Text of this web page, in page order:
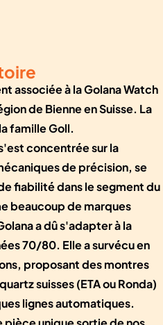
associée à la Golana Watch
de Bienne en Suisse. La
famille Goll.
concentrée sur la
de précision, se
fiabilité dans le segment du
beaucoup de marques
a dû s'adapter à la
70/80. Elle a survécu en
proposant des montres
suisses (ETA ou Ronda)
lignes automatiques.